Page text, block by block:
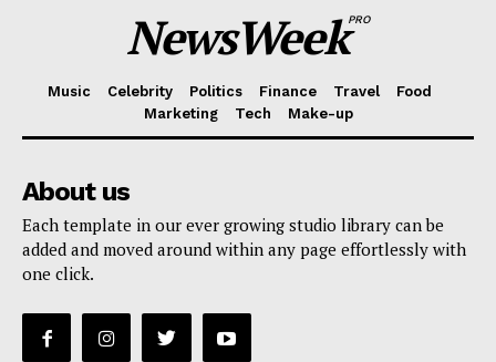
NewsWeekPRO
Music Celebrity Politics Finance Travel
Food
Marketing
Tech Make-up
About us
Each template in our ever growing studio library can be
added and moved around within any page effortlessly with
one click.